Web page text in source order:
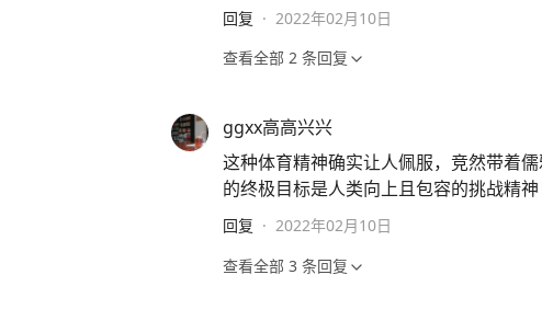
回复 · 2022年02月10日
查看全部 2 条回复
ggxx高高兴兴
这种体育精神确实让人佩服，竞然带着
的终极目标是人类向上且包容的挑战精神
回复 · 2022年02月10日
查看全部 3 条回复